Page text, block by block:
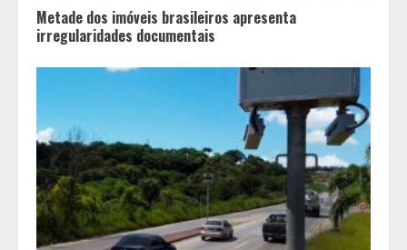
Metade dos imóveis brasileiros apresenta
irregularidades documentais
2
Pesquisa revela atual perfil
universitário: adultos que
conciliam estudo, trabalho e
família